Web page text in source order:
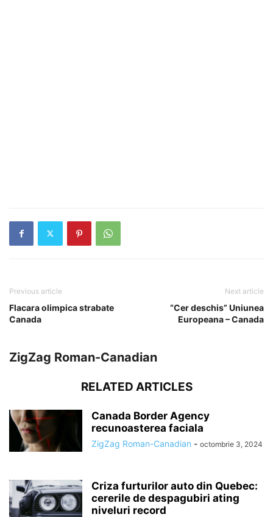
Previous article
Flacara olimpica strabate
Canada
Next article
“Cer deschis” Uniunea
Europeana – Canada
ZigZag Roman-Canadian
RELATED ARTICLES
Canada Border Agency
recunoasterea faciala
ZigZag Roman-Canadian - octombrie 3, 2024
Criza furturilor auto din Quebec:
cererile de despagubiri ating
niveluri record